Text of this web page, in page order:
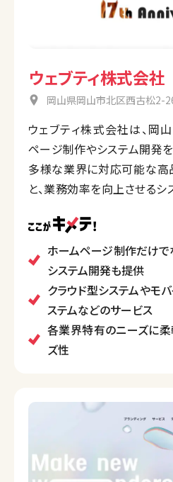
ウェブティ株式会社
岡山県岡山市北区西古松2-
ウェブティ株式会社は、岡
ページ制作やシステム開発
多様な業界に対応可能な高
と、業務効率を向上させるシ
加えて、クラウド型システムや
ニーズに応じた幅広いITソリ
事業成長を支援し、ITを通じ
ます。
また、地域密着型であり、
添ったサービスを提供してい
ホームページ制作だけ
システム開発も提供
クラウド型システムやモ
ステムなどのサービス
各業界特有のニーズに
ズ性